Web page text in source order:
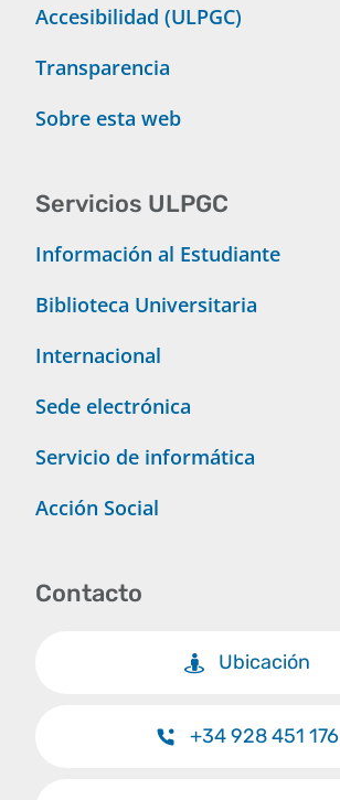
Accesibilidad (ULPGC)
Transparencia
Sobre esta web
Servicios ULPGC
Información al Estudiante
Biblioteca Universitaria
Internacional
Sede electrónica
Servicio de informática
Acción Social
Contacto
Ubicación
+34 928 451 176